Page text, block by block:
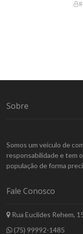
Sobre
Somos um veículo de
responsabilidade e tem
população de forma
Fale Conosco
Rua Euclides Rehem,
(75) 99992-1485